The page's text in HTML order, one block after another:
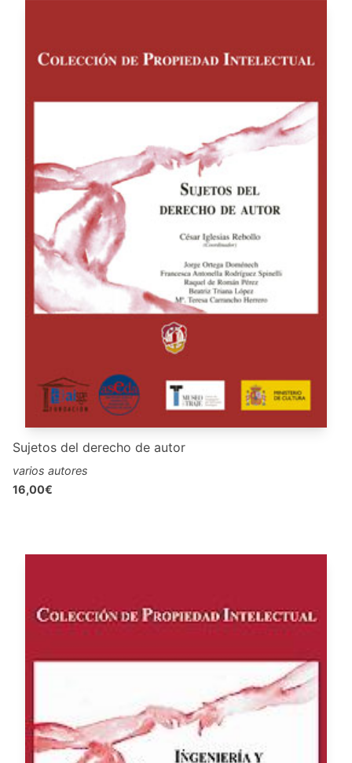
Sujetos del derecho de autor
varios autores
16,00€